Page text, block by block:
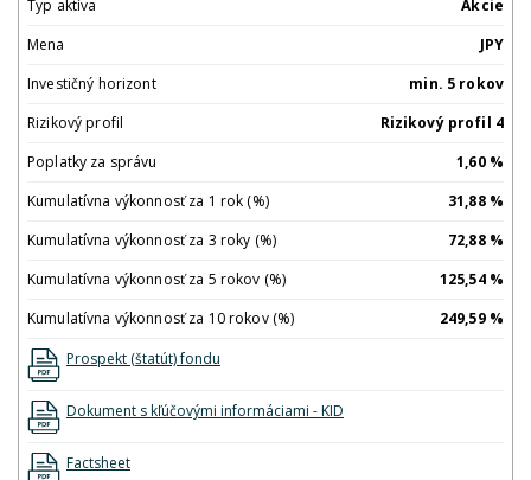
Typ aktíva
Akcie
Mena
JPY
Investičný horizont
min. 5 rokov
Rizikový profil
Rizikový profil 4
Poplatky za správu
1,60 %
Kumulatívna výkonnosť za 1 rok (%)
31,88 %
Kumulatívna výkonnosť za 3 roky (%)
72,88 %
Kumulatívna výkonnosť za 5 rokov (%)
125,54 %
Kumulatívna výkonnosť za 10 rokov (%)
249,59 %
Prospekt (štatút) fondu
Dokument s kľúčovými informáciami - KID
Factsheet